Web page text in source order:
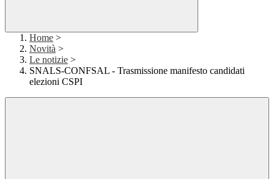
Home >
Novità >
Le notizie >
SNALS-CONFSAL - Trasmissione manifesto candidati
elezioni CSPI